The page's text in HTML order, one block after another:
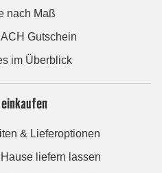
nach Maß
Gutschein
im Überblick
& Lieferoptionen
liefern lassen